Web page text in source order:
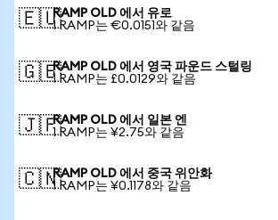
🇪🇺RAMP OLD 에서 유로
1 RAMP는 €0.0151와 같음
🇬🇧RAMP OLD 에서 영국 파운드 스털링
1 RAMP는 £0.0129와 같음
🇯🇵RAMP OLD 에서 일본 엔
1 RAMP는 ¥2.75와 같음
🇨🇳RAMP OLD 에서 중국 위안화
1 RAMP는 ¥0.1178와 같음